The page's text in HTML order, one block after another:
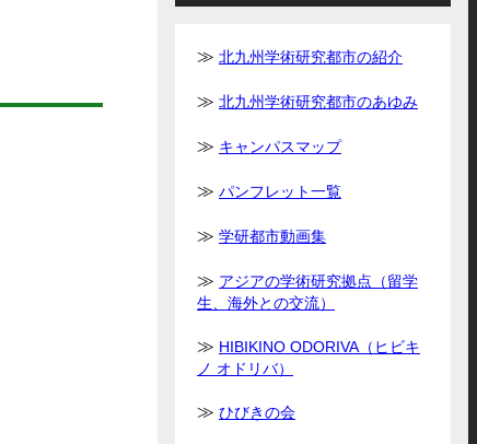
北九州学術研究都市の紹介
北九州学術研究都市のあゆみ
キャンパスマップ
パンフレット一覧
学研都市動画集
アジアの学術研究拠点（留学
生、海外との交流）
HIBIKINO ODORIVA（ヒビキ
ノ オドリバ）
ひびきの会